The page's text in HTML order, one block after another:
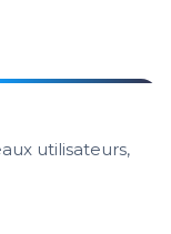
utilisateurs,